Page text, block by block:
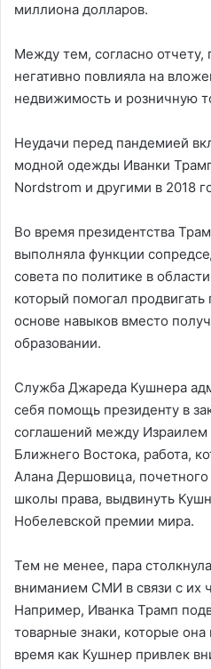
миллиона долларов.
Между тем, согласно отчету,
негативно повлияла на
недвижимость и розничную
Неудачи перед пандемией
модной одежды Иванки
Nordstrom и другими в 2018
Во время президентства
выполняла функции
совета по политике в
который помогал
основе навыков вместо
образовании.
Служба Джареда Кушнера
себя помощь президенту в
соглашений между Израилем
Ближнего Востока, работа,
Алана Дершовица,
школы права, выдвинуть
Нобелевской премии мира.
Тем не менее, пара
вниманием СМИ в связи с их
Например, Иванка Трамп
товарные знаки, которые она
время как Кушнер привлек